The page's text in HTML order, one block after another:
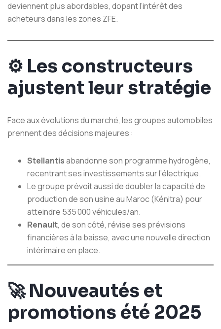
deviennent plus abordables, dopant l’intérêt des
acheteurs dans les zones ZFE.
⚙️ Les constructeurs
ajustent leur stratégie
Face aux évolutions du marché, les groupes automobiles
prennent des décisions majeures :
Stellantisabandonne son programme hydrogène,
recentrant ses investissements sur l’électrique.
Le groupe prévoit aussi de doubler la capacité de
production de son usine au Maroc (Kénitra) pour
atteindre 535 000 véhicules/an.
Renault, de son côté, révise ses prévisions
financières à la baisse, avec une nouvelle direction
intérimaire en place.
🚀Nouveautés et
promotions été 2025